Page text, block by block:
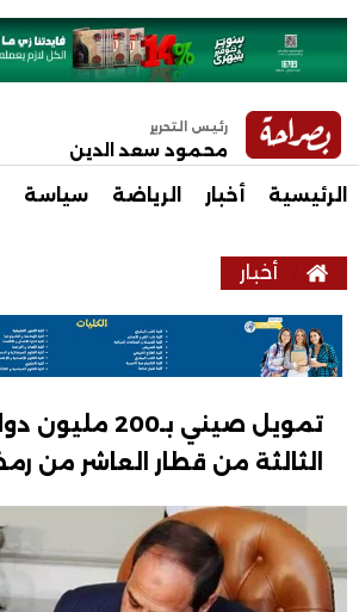
رئيس التحرير
محمود سعد الدين
الرئيسية أخبار الرياضة سياسة
أخبار
تمويل صيني بـ200
الثالثة من قطار العاشر من